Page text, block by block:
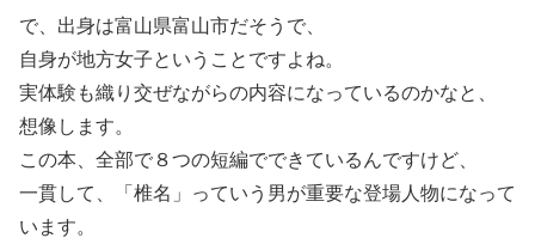
で、出身は富山県富山市だそうで、
自身が地方女子ということですよね。
実体験も織り交ぜながらの内容になっているのかなと、
想像します。
この本、全部で８つの短編でできているんですけど、
一貫して、「椎名」っていう男が重要な登場人物になって
います。